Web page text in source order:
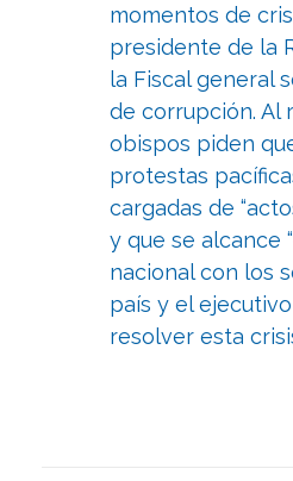
momentos de
presidente de la
la Fiscal general
de corrupción. Al
obispos piden
protestas
cargadas de
y que se alcance
nacional con los
país y el
resolver esta